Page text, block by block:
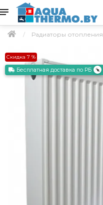
Радиаторы отопления
Скидка 7 %
Бесплатная доставка по РБ